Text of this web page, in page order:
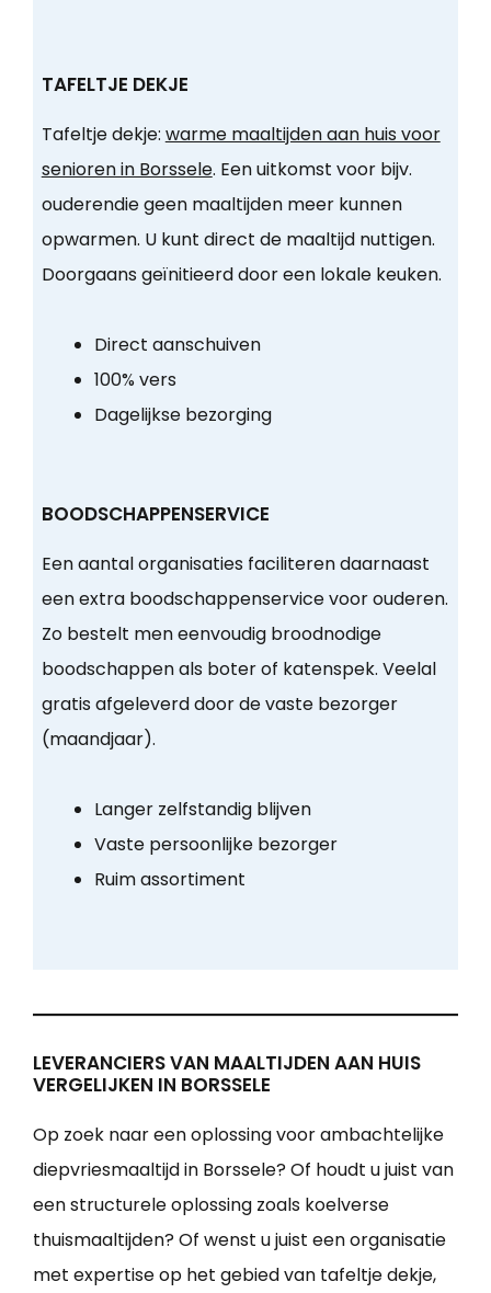
TAFELTJE DEKJE
Tafeltje dekje: warme maaltijden aan huis voor
senioren in Borssele. Een uitkomst voor bijv.
ouderendie geen maaltijden meer kunnen
opwarmen. U kunt direct de maaltijd nuttigen.
Doorgaans geïnitieerd door een lokale keuken.
Direct aanschuiven
100% vers
Dagelijkse bezorging
BOODSCHAPPENSERVICE
Een aantal organisaties faciliteren daarnaast
een extra boodschappenservice voor ouderen.
Zo bestelt men eenvoudig broodnodige
boodschappen als boter of katenspek. Veelal
gratis afgeleverd door de vaste bezorger
(maandjaar).
Langer zelfstandig blijven
Vaste persoonlijke bezorger
Ruim assortiment
LEVERANCIERS VAN MAALTIJDEN AAN HUIS
VERGELIJKEN IN BORSSELE
Op zoek naar een oplossing voor ambachtelijke
diepvriesmaaltijd in Borssele? Of houdt u juist van
een structurele oplossing zoals koelverse
thuismaaltijden? Of wenst u juist een organisatie
met expertise op het gebied van tafeltje dekje,